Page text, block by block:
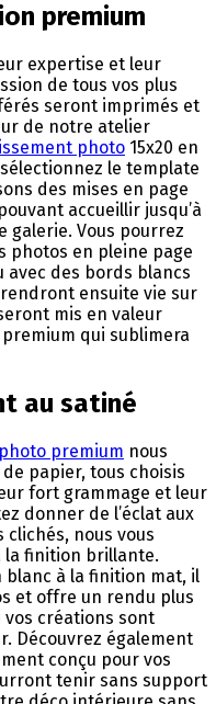
premium
expertise et leur
de tous vos plus
seront imprimés et
de notre atelier
photo 15x20 en
le template
des mises en page
accueillir jusqu’à
galerie. Vous pourrez
photos en pleine page
avec des bords blancs
ensuite vie sur
mis en valeur
qui sublimera
au satiné
premium nous
papier, tous choisis
fort grammage et leur
donner de l’éclat aux
clichés, nous vous
la finition brillante.
à la finition mat, il
et offre un rendu plus
créations sont
Découvrez également
conçu pour vos
tenir sans support